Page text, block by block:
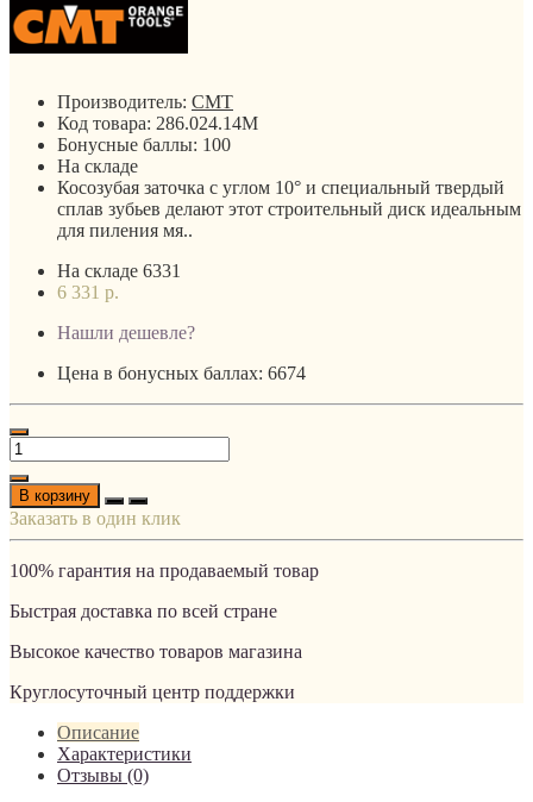
Производитель: CMT
Код товара: 286.024.14M
Бонусные баллы: 100
На складе
Косозубая заточка с углом 10° и специальный твердый
сплав зубьев делают этот строительный диск идеальным
для пиления мя..
На складе 6331
6 331 р.
Нашли дешевле?
Цена в бонусных баллах: 6674
В корзину
Заказать в один клик
100% гарантия на продаваемый товар
Быстрая доставка по всей стране
Высокое качество товаров магазина
Круглосуточный центр поддержки
Описание
Характеристики
Отзывы (0)